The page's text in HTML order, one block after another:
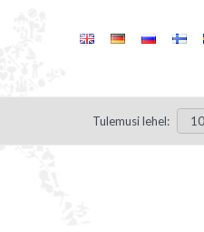
Tulemusi lehel: